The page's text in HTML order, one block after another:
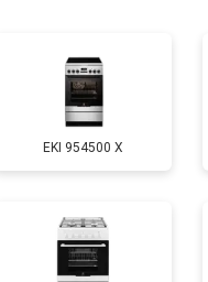
от 3000 ₽
от 2750 ₽
от 2590 ₽
EKI 954500 X